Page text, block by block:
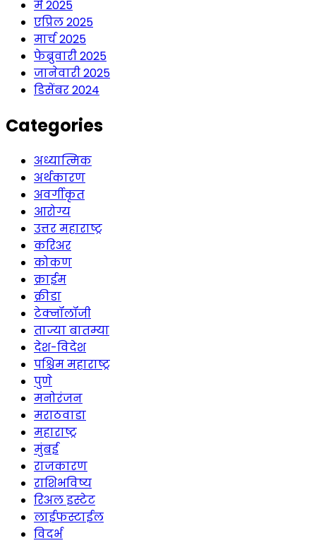
मे 2025
एप्रिल 2025
मार्च 2025
फेब्रुवारी 2025
जानेवारी 2025
डिसेंबर 2024
Categories
अध्यात्मिक
अर्थकारण
अवर्गीकृत
आरोग्य
उत्तर महाराष्ट्र
करिअर
कोकण
क्राईम
क्रीडा
टेक्नॉलॉजी
ताज्या बातम्या
देश-विदेश
पश्चिम महाराष्ट्र
पुणे
मनोरंजन
मराठवाडा
महाराष्ट्र
मुंबई
राजकारण
राशिभविष्य
रिअल इस्टेट
लाईफस्टाईल
विदर्भ